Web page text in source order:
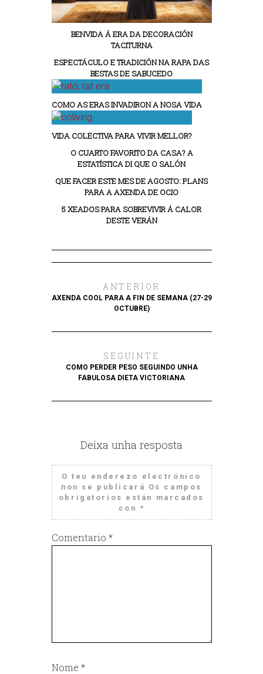
BENVIDA Á ERA DA DECORACIÓN
TACITURNA
ESPECTÁCULO E TRADICIÓN NA RAPA DAS
BESTAS DE SABUCEDO
COMO AS ERAS INVADIRON A NOSA VIDA
VIDA COLECTIVA PARA VIVIR MELLOR?
O CUARTO FAVORITO DA CASA? A
ESTATÍSTICA DI QUE O SALÓN
QUE FACER ESTE MES DE AGOSTO: PLANS
PARA A AXENDA DE OCIO
5 XEADOS PARA SOBREVIVIR Á CALOR
DESTE VERÁN
ANTERIOR
AXENDA COOL PARA A FIN DE SEMANA (27-29
OCTUBRE)
SEGUINTE
COMO PERDER PESO SEGUINDO UNHA
FABULOSA DIETA VICTORIANA
Deixa unha resposta
O teu enderezo electrónico
non se publicará Os campos
obrigatorios están marcados
con *
Comentario *
Nome *